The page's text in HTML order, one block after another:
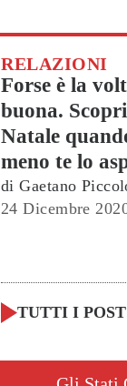
RELAZIONI
Forse è la
buona.
Natale
meno te lo
di Gaetano
24 Dicembre
TUTTI I POST